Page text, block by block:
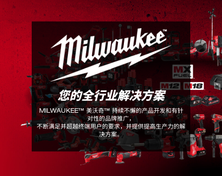
采用经优化的 SHOCK ZONE 技术可吸收峰值扭矩，防
止断裂
定制的合金钢设计可延长钻批头使用寿命
兼容各种批头尺寸和尖端类型
小尺寸设计，适用于紧凑、难以触及的应用
包装详情 48-32-4550
产品规格
包装数量 3
25
您的全行业解决方案
MILWAUKEE™ 美沃奇™ 持续不懈的产品开发和有针
对性的品牌推广，
不断满足并超越终端用户的要求，并提供提高生产力的解
决方案。